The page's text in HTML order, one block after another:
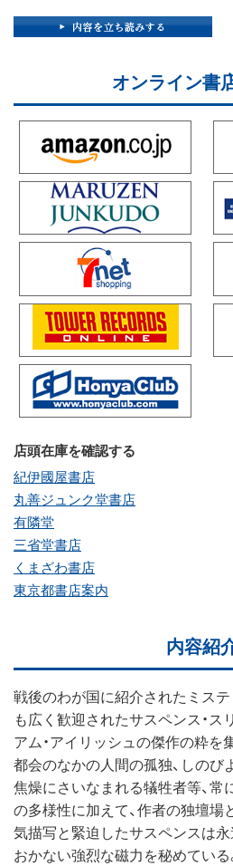
オンライン書
店頭在庫を確認する
紀伊國屋書店
丸善ジュンク堂書店
有隣堂
三省堂書店
くまざわ書店
東京都書店案内
内容紹
戦後のわが国に紹介されたミステ
も広く歓迎されたサスペンス・ス
アム・アイリッシュの傑作の粋を
都会のなかの人間の孤独、しのび
焦燥にさいなまれる犠牲者等、
の多様性に加えて、作者の独壇
気描写と緊迫したサスペンスは
おかない強烈な磁力を秘めている